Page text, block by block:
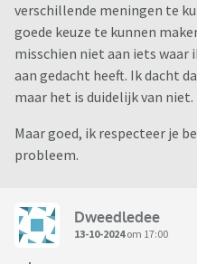
verschillende meningen te
goede keuze te kunnen
misschien niet aan iets
aan gedacht heeft. Ik dacht
maar het is duidelijk van niet.
Maar goed, ik respecteer je
probleem.
Dweedledee
13-10-2024om 17:00